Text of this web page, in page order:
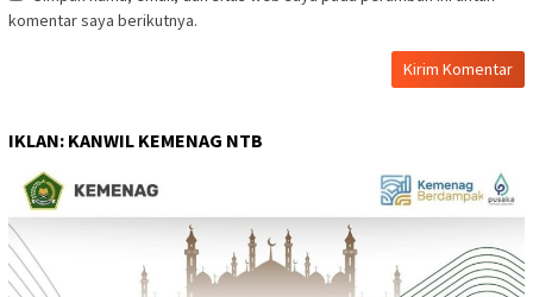
komentar saya berikutnya.
IKLAN: KANWIL KEMENAG NTB